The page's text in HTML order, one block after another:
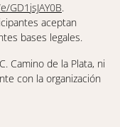
GD1jsJAY0B.
aceptan
bases legales.
Camino de la Plata, ni
con la organización